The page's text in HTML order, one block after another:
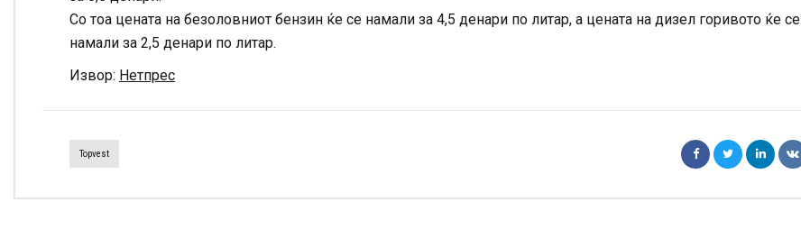
Со тоа цената на безоловниот бензин ќе се намали за 4,5 денари по литар, а цената на дизел горивото ќе се
намали за 2,5 денари по литар.
Извор: Нетпрес
Topvest